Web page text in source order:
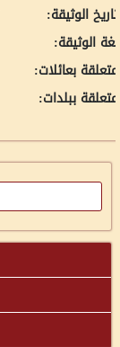
الوثيقة:
الوثيقة:
بعائلات:
ببلدات: